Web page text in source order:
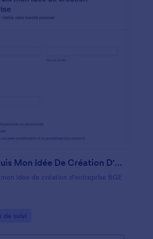
Je Construis Mon Idée De Création D'entreprise
idée de création d'entreprise BGE
de suivi